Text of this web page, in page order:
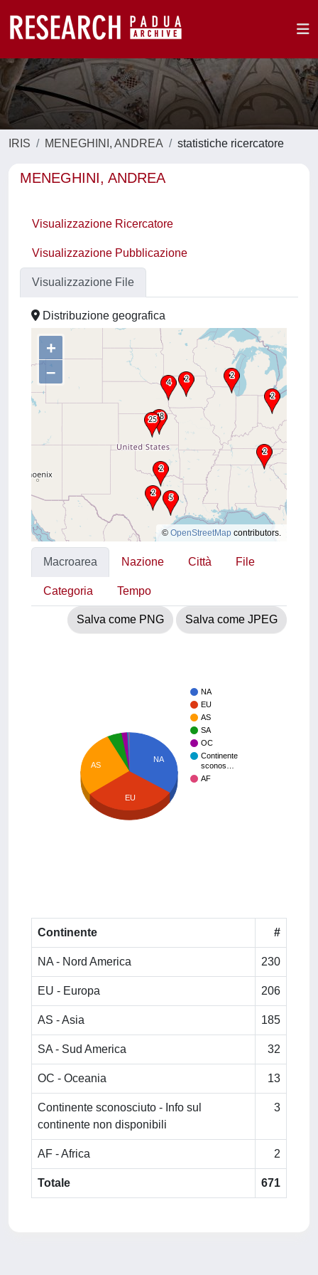
IRIS MENEGHINI, ANDREA statistiche ricercatore
MENEGHINI, ANDREA
Visualizzazione Ricercatore
Visualizzazione Pubblicazione
Visualizzazione File
Distribuzione geografica
+
–
© OpenStreetMap contributors.
Macroarea Nazione Città File
Categoria Tempo
Salva come PNG Salva come JPEG
NA
EU
AS
SA
OC
Continente
sconos…
AF
NA
AS
EU
Continente #
NA - Nord America 230
EU - Europa 206
AS - Asia 185
SA - Sud America 32
OC - Oceania 13
Continente sconosciuto - Info sul
continente non disponibili
3
AF - Africa 2
Totale 671